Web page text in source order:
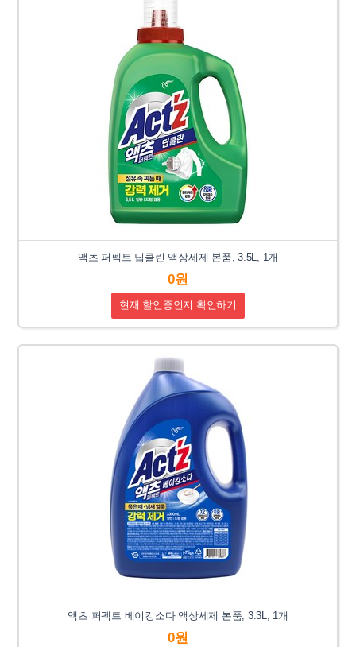
액츠 퍼펙트 딥클린 액상세제 본품, 3.5L, 1개
0원
현재 할인중인지 확인하기
액츠 퍼펙트 베이킹소다 액상세제 본품, 3.3L, 1개
0원